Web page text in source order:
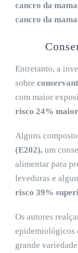
cancro da mama
cancro da
Entretanto, a
sobre
com maior
risco 24%
Alguns
(E202), um
alimentar para
leveduras e
risco 39%
Os autores
epidemiológicos
grande